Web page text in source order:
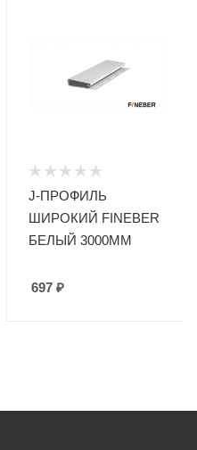
J-ПРОФИЛЬ
ШИРОКИЙ FINEBER
БЕЛЫЙ 3000ММ
697 ₽